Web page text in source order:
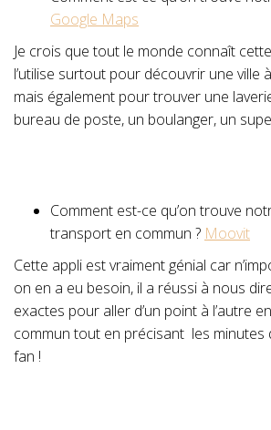
Google Maps
Je crois que tout le monde connaît
l’utilise surtout pour découvrir une ville
mais également pour trouver une
bureau de poste, un boulanger, un
Comment est-ce qu’on trouve
transport en commun ? Moovit
Cette appli est vraiment génial car
on en a eu besoin, il a réussi à nous
exactes pour aller d’un point à l’autre
commun tout en précisant les minutes
fan !